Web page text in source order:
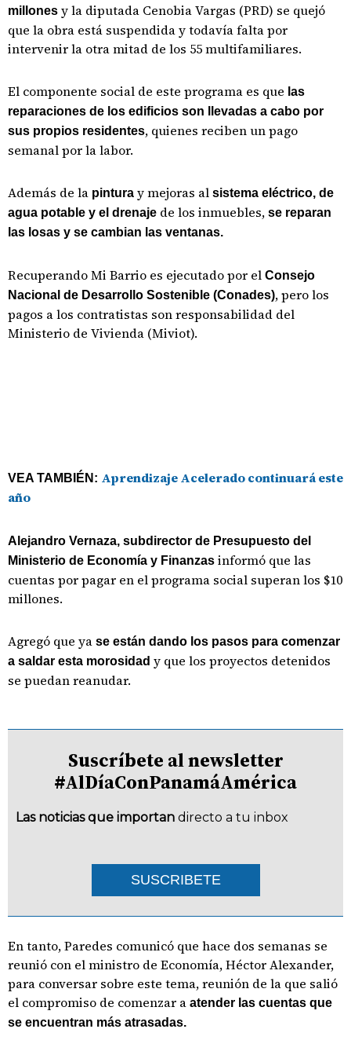
millones y la diputada Cenobia Vargas (PRD) se quejó
que la obra está suspendida y todavía falta por
intervenir la otra mitad de los 55 multifamiliares.
El componente social de este programa es que las
reparaciones de los edificios son llevadas a cabo por
sus propios residentes, quienes reciben un pago
semanal por la labor.
Además de la pintura y mejoras al sistema eléctrico, de
agua potable y el drenaje de los inmuebles, se reparan
las losas y se cambian las ventanas.
Recuperando Mi Barrio es ejecutado por el Consejo
Nacional de Desarrollo Sostenible (Conades), pero los
pagos a los contratistas son responsabilidad del
Ministerio de Vivienda (Miviot).
VEA TAMBIÉN: Aprendizaje Acelerado continuará este
año
Alejandro Vernaza, subdirector de Presupuesto del
Ministerio de Economía y Finanzas informó que las
cuentas por pagar en el programa social superan los $10
millones.
Agregó que ya se están dando los pasos para comenzar
a saldar esta morosidad y que los proyectos detenidos
se puedan reanudar.
Suscríbete al newsletter
#AlDíaConPanamáAmérica
Las noticias que importan directo a tu inbox
SUSCRIBETE
En tanto, Paredes comunicó que hace dos semanas se
reunió con el ministro de Economía, Héctor Alexander,
para conversar sobre este tema, reunión de la que salió
el compromiso de comenzar a atender las cuentas que
se encuentran más atrasadas.